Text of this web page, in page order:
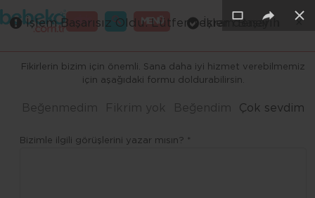
MENÜ
GİRİŞ
Fikirlerin bizim için önemli. Sana daha iyi hizmet verebilmemiz
için aşağıdaki formu doldurabilirsin.
Beğenmedim Fikrim yok Beğendim Çok sevdim
Bizimle ilgili görüşlerini yazar mısın? *
×
×
×
×
İşlem Başarılı ×
İşlem Başarısız Oldu. Lütfen tekrar deneyin ×